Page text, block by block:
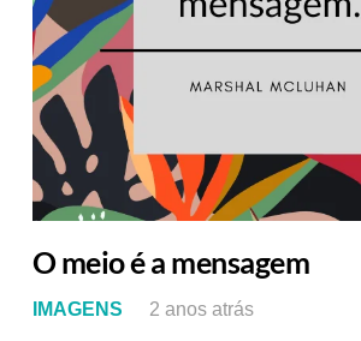
O meio é a mensagem
IMAGENS 2 anos atrás